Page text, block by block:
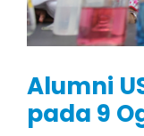
Alumni
pada 9